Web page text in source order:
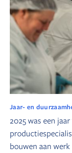
Jaar- en
2025 was een
bouwen aan